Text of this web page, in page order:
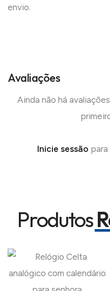
envio.
Avaliações
Ainda não há
Inicie sessão para
Produtos